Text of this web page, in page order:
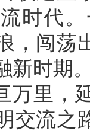
时代
，闯荡
新时期
万里，
交流之